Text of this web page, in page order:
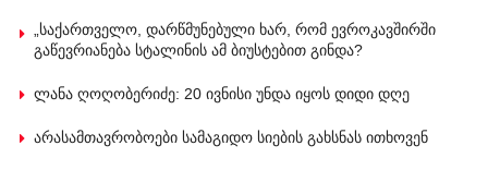
„საქართველო, დარწმუნებული ხარ, რომ ევროკავშირში
გაწევრიანება სტალინის ამ ბიუსტებით გინდა?
ლანა ღოღობერიძე: 20 ივნისი უნდა იყოს დიდი დღე
არასამთავრობოები სამაგიდო სიების გახსნას ითხოვენ